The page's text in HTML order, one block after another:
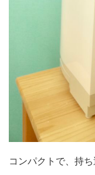
コンパクトで、持